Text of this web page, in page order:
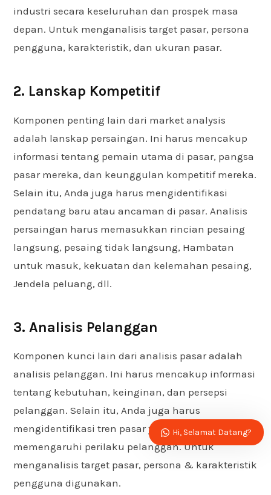
industri secara keseluruhan dan prospek masa
depan. Untuk menganalisis target pasar, persona
pengguna, karakteristik, dan ukuran pasar.
2. Lanskap Kompetitif
Komponen penting lain dari market analysis
adalah lanskap persaingan. Ini harus mencakup
informasi tentang pemain utama di pasar, pangsa
pasar mereka, dan keunggulan kompetitif mereka.
Selain itu, Anda juga harus mengidentifikasi
pendatang baru atau ancaman di pasar. Analisis
persaingan harus memasukkan rincian pesaing
langsung, pesaing tidak langsung, Hambatan
untuk masuk, kekuatan dan kelemahan pesaing,
Jendela peluang, dll.
3. Analisis Pelanggan
Komponen kunci lain dari analisis pasar adalah
analisis pelanggan. Ini harus mencakup informasi
tentang kebutuhan, keinginan, dan persepsi
pelanggan. Selain itu, Anda juga harus
mengidentifikasi tren pasar yang dapat
memengaruhi perilaku pelanggan. Untuk
menganalisis target pasar, persona & karakteristik
pengguna digunakan.
Hi, Selamat Datang?